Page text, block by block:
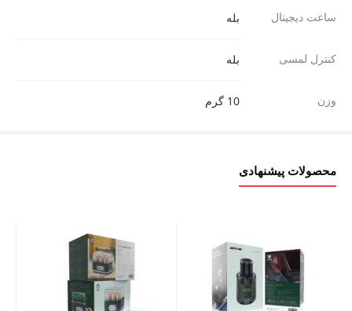
ساعت دیجیتال بله
کنترل لمسی بله
وزن 10 گرم
محصولات پیشنهادی